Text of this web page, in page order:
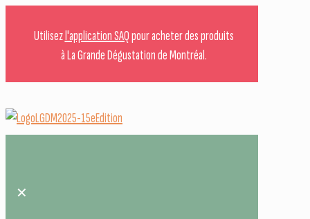
Utilisezl'application SAQpour acheter des produits
à La Grande Dégustation de Montréal.
✕